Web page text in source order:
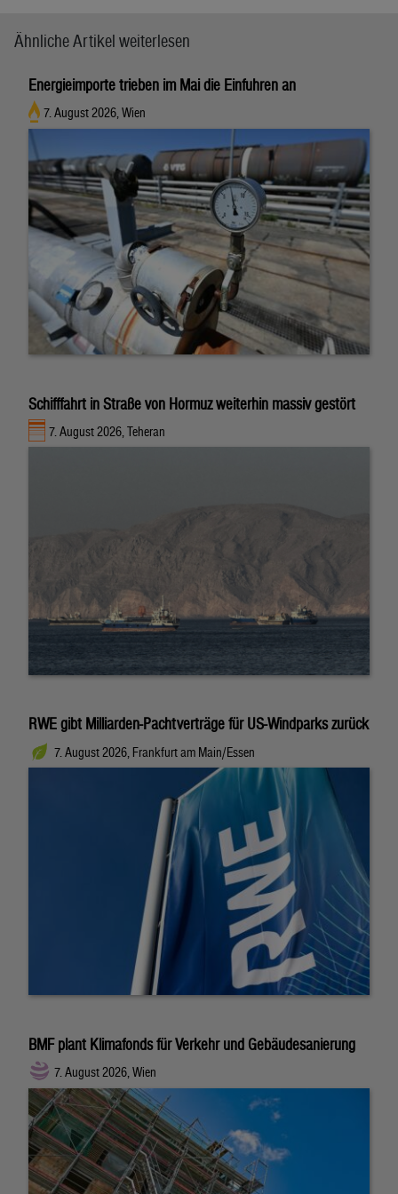
Ähnliche Artikel weiterlesen
Energieimporte trieben im Mai die Einfuhren an
7. August 2026, Wien
Schifffahrt in Straße von Hormuz weiterhin massiv gestört
7. August 2026, Teheran
RWE gibt Milliarden-Pachtverträge für US-Windparks zurück
7. August 2026, Frankfurt am Main/Essen
BMF plant Klimafonds für Verkehr und Gebäudesanierung
7. August 2026, Wien